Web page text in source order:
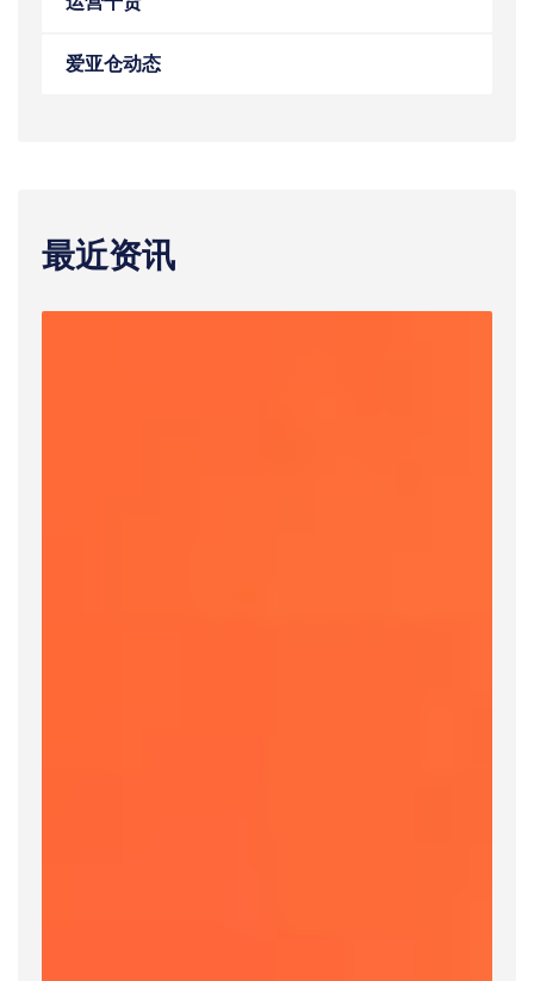
爱亚仓动态
最近资讯